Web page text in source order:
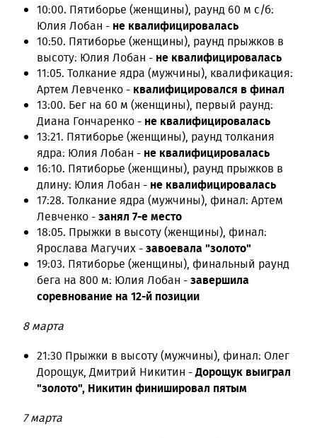
10:00. Пятиборье (женщины), раунд 60 м с/б:
Юлия Лобан - не квалифицировалась
10:50. Пятиборье (женщины), раунд прыжков в
высоту: Юлия Лобан - не квалифицировалась
11:05. Толкание ядра (мужчины), квалификация:
Артем Левченко - квалифицировался в финал
13:00. Бег на 60 м (женщины), первый раунд:
Диана Гончаренко - не квалифицировалась
13:21. Пятиборье (женщины), раунд толкания
ядра: Юлия Лобан - не квалифицировалась
16:10. Пятиборье (женщины), раунд прыжков в
длину: Юлия Лобан - не квалифицировалась
17:28. Толкание ядра (мужчины), финал: Артем
Левченко -занял 7-е место
18:05. Прыжки в высоту (женщины), финал:
Ярослава Магучих -завоевала "золото"
19:03. Пятиборье (женщины), финальный раунд
бега на 800 м: Юлия Лобан -завершила
соревнование на 12-й позиции
8 марта
21:30 Прыжки в высоту (мужчины), финал: Олег
Дорощук, Дмитрий Никитин -Дорощук выиграл
"золото", Никитин финишировал пятым
7 марта